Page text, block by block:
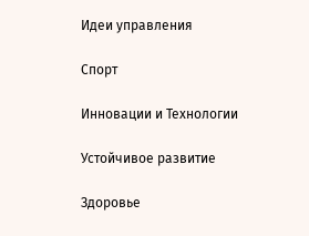
Идеи управления
Спорт
Инновации и Технологии
Устойчивое развитие
Здоровье